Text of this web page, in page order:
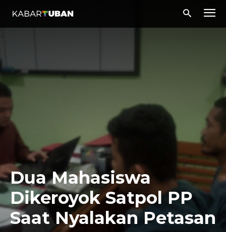
Dua Mahasiswa
Dikeroyok Satpol PP
Saat Nyalakan Petasan